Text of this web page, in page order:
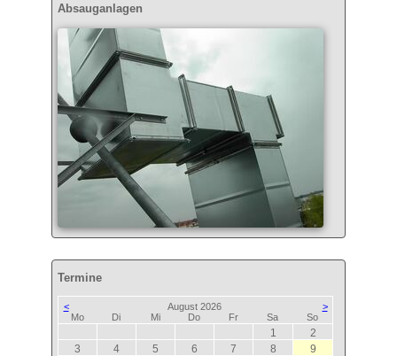
Absauganlagen
Termine
< August 2026
>
Montag Dienstag Mittwoch Donnerstag
Freitag Samstag Sonntag
1
2
3
4 5 6 7 8
9